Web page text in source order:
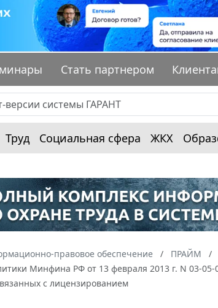
Стать партнером
Труд Социальная сфера ЖКХ
правовое обеспечение ПРАЙМ
Минфина РФ от 13 февраля 2013 г. N 03-
с лицензированием